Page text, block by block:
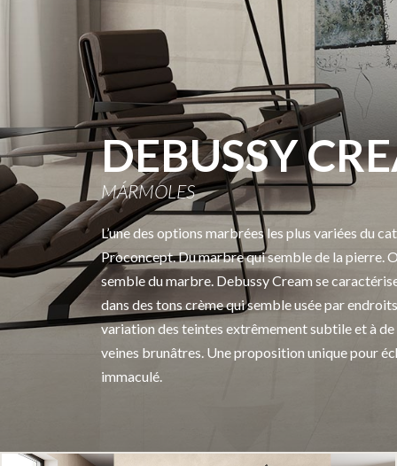
DEBUSSY
MÁRMOLES
L’une des options marbrées les plus variées du
Proconcept. Du marbre qui semble de la pierre.
semble du marbre. Debussy Cream se
dans des tons crème qui semble usée par
variation des teintes extrêmement subtile et à
veines brunâtres. Une proposition unique pour
immaculé.